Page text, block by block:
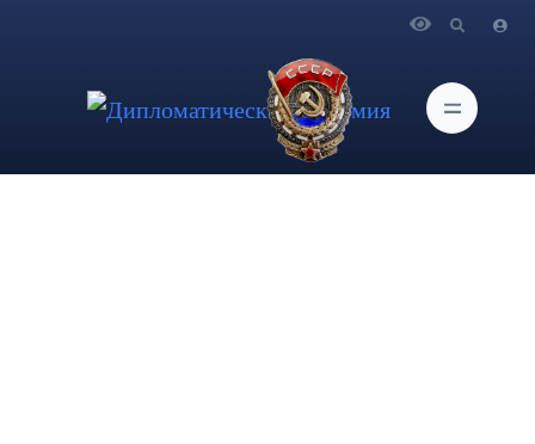
Интервью Министра науки и высшего образования
Российской Федерации В.Н.Фалькова о реформе высшего
образования